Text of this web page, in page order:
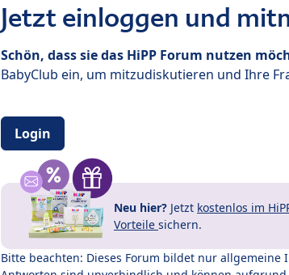
Jetzt einloggen und
Schön, dass sie das HiPP Forum nutzen
BabyClub ein, um mitzudiskutieren und Ihre
Login
Neu hier? Jetzt kostenlos im
Vorteile sichern.
Bitte beachten: Dieses Forum bildet nur